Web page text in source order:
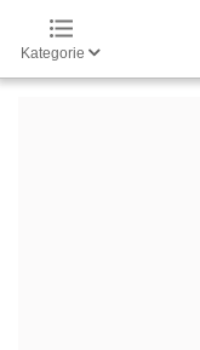
Kategorie